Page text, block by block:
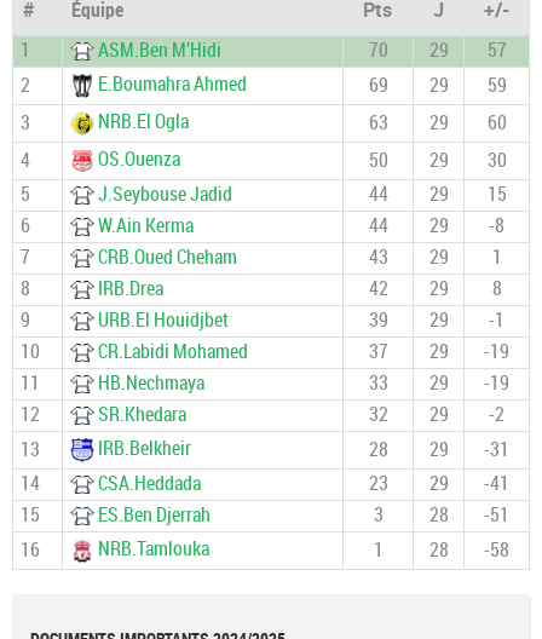
# Équipe Pts J
+/-
1
ASM.Ben M’Hidi 70 29
57
2
E.Boumahra Ahmed 69 29
59
3
NRB.El Ogla 63 29
60
4
OS.Ouenza 50 29
30
5
J.Seybouse Jadid 44 29
15
6
W.Ain Kerma 44 29
-8
7
CRB.Oued Cheham 43 29
1
8
IRB.Drea 42 29
8
9
URB.El Houidjbet 39 29
-1
10
CR.Labidi Mohamed 37 29
-19
11
HB.Nechmaya 33 29
-19
12
SR.Khedara 32 29
-2
13
IRB.Belkheir 28 29
-31
14
CSA.Heddada 23 29
-41
15
ES.Ben Djerrah 3 28
-51
16
NRB.Tamlouka 1 28 -58